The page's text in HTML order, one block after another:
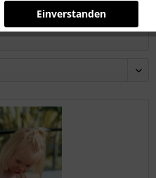
Einverstanden